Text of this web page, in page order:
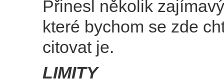
Přinesl několik
které bychom se zde
citovat je.
LIMITY